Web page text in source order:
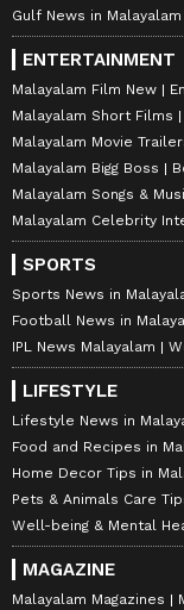
Gulf News in Malayalam
ENTERTAINMENT
Malayalam Film New
Malayalam Short Films
Malayalam Movie
Malayalam Bigg Boss
Malayalam Songs &
Malayalam Celebrity
SPORTS
Sports News in
Football News in
IPL News Malayalam
LIFESTYLE
Lifestyle News in
Food and Recipes in
Home Decor Tips in
Pets & Animals Care
Well-being & Mental
MAGAZINE
Malayalam Magazines